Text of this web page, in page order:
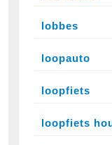
lobbes
loopauto
loopfiets
loopfiets